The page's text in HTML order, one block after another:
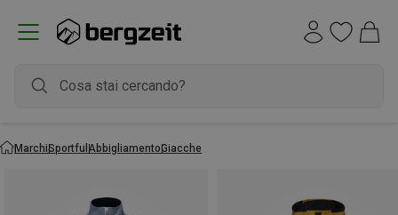
MarchiSportful AbbigliamentoGiacche